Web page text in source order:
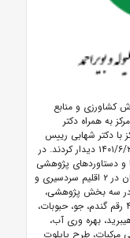
کشاورزی و منابع
به همراه دکتر
با دکتر شهابی رییس
سازمان مدیریت و برنامه ریزی استان در تاریخ ۱۴۰۱/۶/۳۰ دیدار کردند. در
و دستاوردهای پژوهشی
این مرکز ارائه دادند. مرکز تحقیقات کشاورزی استان در ۲ اقلیم سردسیری و
در سه بخش پژوهشی،
آموزشی و ترویجی ارائه نمودند. معرفی بیش از ۴۰ رقم گندم، جو، حبوبات،
بهره وری آب،
مرکبات، طرح پایلوت